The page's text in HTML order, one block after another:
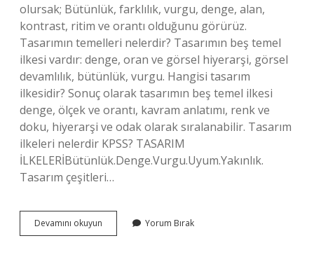
olursak; Bütünlük, farklılık, vurgu, denge, alan,
kontrast, ritim ve orantı olduğunu görürüz.
Tasarımın temelleri nelerdir? Tasarımın beş temel
ilkesi vardır: denge, oran ve görsel hiyerarşi, görsel
devamlılık, bütünlük, vurgu. Hangisi tasarım
ilkesidir? Sonuç olarak tasarımın beş temel ilkesi
denge, ölçek ve orantı, kavram anlatımı, renk ve
doku, hiyerarşi ve odak olarak sıralanabilir. Tasarım
ilkeleri nelerdir KPSS? TASARIM
İLKELERİBütünlük.Denge.Vurgu.Uyum.Yakınlık.
Tasarım çeşitleri…
Devamını okuyun Tasarımın
Ilkeleri
Yorum Bırak